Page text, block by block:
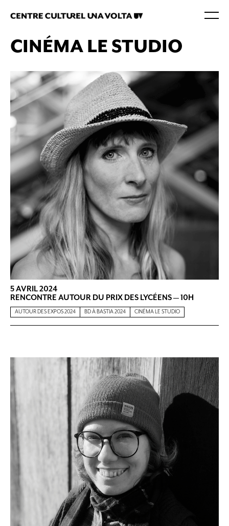
CINÉMA LE STUDIO
5 AVRIL 2024
RENCONTRE AUTOUR DU PRIX DES LYCÉENS — 10H
AUTOUR DES EXPOS 2024 BD À BASTIA 2024 CINÉMA LE STUDIO